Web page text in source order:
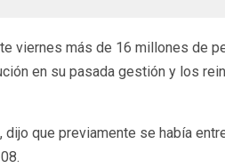
viernes más de 16 millones de
en su pasada gestión y los
dijo que previamente se había